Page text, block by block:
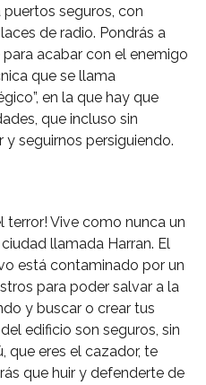
seguros, con
de radio. Pondrás a
acabar con el enemigo
que se llama
en la que hay que
que incluso sin
y seguirnos persiguiendo.
terror! Vive como nunca un
llamada Harran. El
está contaminado por un
para poder salvar a la
y buscar o crear tus
edificio son seguros, sin
que eres el cazador, te
que huir y defenderte de